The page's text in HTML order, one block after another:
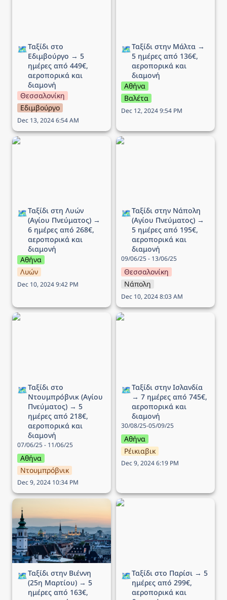
🗺️Ταξίδι στο
Εδιμβούργο → 5
ημέρες από 449€,
αεροπορικά και
διαμονή
Θεσσαλονίκη
Εδιμβούργο
Dec 13, 2024 6:54 AM
🗺️Ταξίδι στην Μάλτα →
5 ημέρες από 136€,
αεροπορικά και
διαμονή
Αθήνα
Βαλέτα
Dec 12, 2024 9:54 PM
Ταξίδι στη Λυών (Αγίου
🗺️Ταξίδι στη Λυών
(Αγίου Πνεύματος) →
6 ημέρες από 268€,
αεροπορικά και
διαμονή
Αθήνα
Λυών
Dec 10, 2024 9:42 PM
Ταξίδι στην Νάπολη
🗺️Ταξίδι στην Νάπολη
(Αγίου Πνεύματος) →
5 ημέρες από 195€,
αεροπορικά και
διαμονή
09/06/25 - 13/06/25
Θεσσαλονίκη
Νάπολη
Dec 10, 2024 8:03 AM
Ταξίδι στο Ντουμπρόβνικ
🗺️Ταξίδι στο
Ντουμπρόβνικ (Αγίου
Πνεύματος) → 5
ημέρες από 218€,
αεροπορικά και
διαμονή
07/06/25 - 11/06/25
Αθήνα
Ντουμπρόβνικ
Dec 9, 2024 10:34 PM
Ταξίδι στην Ισλανδία → 7
🗺️Ταξίδι στην Ισλανδία
→ 7 ημέρες από 745€,
αεροπορικά και
διαμονή
30/08/25-05/09/25
Αθήνα
Ρέικιαβικ
Dec 9, 2024 6:19 PM
Ταξίδι στην Βιέννη (25η
Μαρτίου) → 5 ημέρες
από 163€, αεροπορικά
και διαμονή
🗺️Ταξίδι στην Βιέννη
(25η Μαρτίου) → 5
ημέρες από 163€,
Ταξίδι στο Παρίσι → 5
🗺️Ταξίδι στο Παρίσι → 5
ημέρες από 299€,
αεροπορικά και